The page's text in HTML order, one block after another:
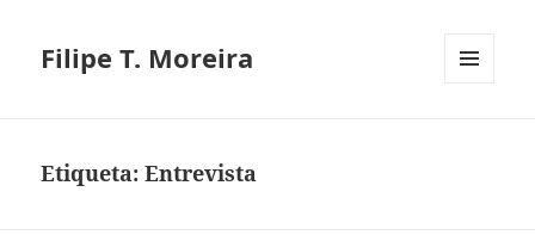
Filipe T. Moreira
Etiqueta:Entrevista